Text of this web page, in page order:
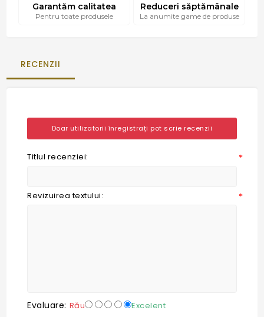
Garantăm calitatea
Pentru toate produsele
Reduceri săptămânale
La anumite game de produse
RECENZII
Doar utilizatorii înregistrați pot scrie recenzii
Titlul recenziei: *
Revizuirea textului: *
Evaluare: Rău Excelent